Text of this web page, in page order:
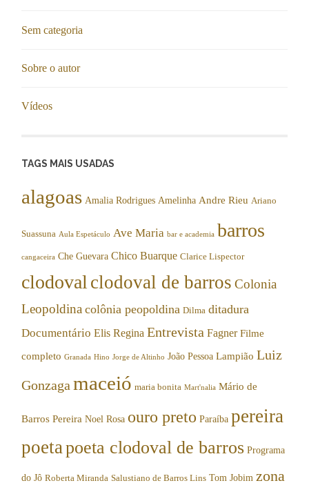
Sem categoria
Sobre o autor
Vídeos
TAGS MAIS USADAS
alagoas Amalia Rodrigues Amelinha Andre Rieu Ariano
Suassuna Aula Espetáculo Ave Maria bar e academia barros
cangaceira Che Guevara Chico Buarque Clarice Lispector
clodoval clodoval de barros Colonia
Leopoldina colônia peopoldina Dilma ditadura
Documentário Elis Regina Entrevista Fagner Filme
completo Granada Hino Jorge de Altinho João Pessoa Lampião Luiz
Gonzaga maceió maria bonita Mart'nalia Mário de
Barros Pereira Noel Rosa ouro preto Paraíba pereira
poeta poeta clodoval de barros Programa
do Jô Roberta Miranda Salustiano de Barros Lins Tom Jobim zona